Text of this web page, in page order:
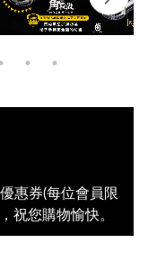
惠券(每位會員限
祝您購物愉快。